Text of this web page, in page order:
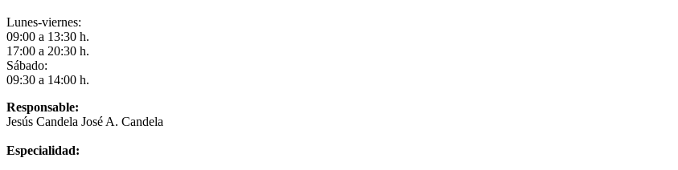
Lunes-viernes:
09:00 a 13:30 h.
17:00 a 20:30 h.
Sábado:
09:30 a 14:00 h.
Responsable:
Jesús Candela José A. Candela
Especialidad: